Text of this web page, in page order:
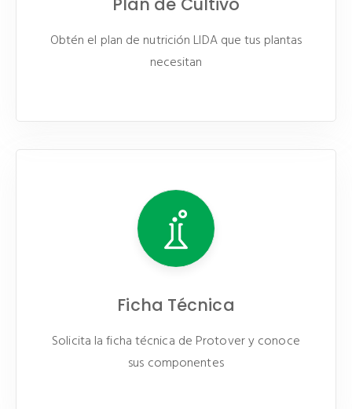
Obtén el plan de nutrición LIDA que tus plantas
necesitan
Ficha Técnica
Solicita la ficha técnica de Protover y conoce
sus componentes